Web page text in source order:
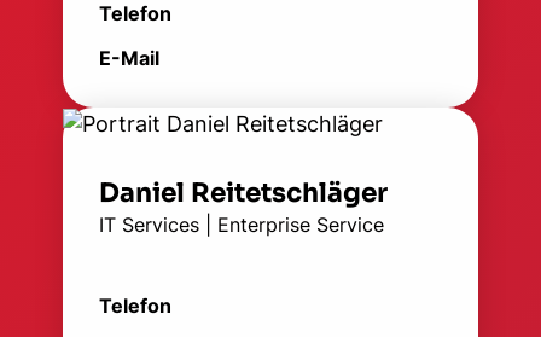
Telefon
E-Mail
Daniel Reitetschläger
IT Services | Enterprise Service
Telefon